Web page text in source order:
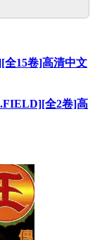
全15卷]高清中文
全2卷]高